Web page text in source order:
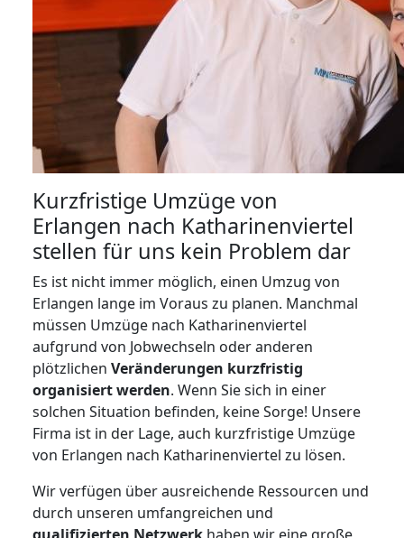
Kurzfristige Umzüge von
Erlangen nach Katharinenviertel
stellen für uns kein Problem dar
Es ist nicht immer möglich, einen Umzug von
Erlangen lange im Voraus zu planen. Manchmal
müssen Umzüge nach Katharinenviertel
aufgrund von Jobwechseln oder anderen
plötzlichen Veränderungen kurzfristig
organisiert werden. Wenn Sie sich in einer
solchen Situation befinden, keine Sorge! Unsere
Firma ist in der Lage, auch kurzfristige Umzüge
von Erlangen nach Katharinenviertel zu lösen.
Wir verfügen über ausreichende Ressourcen und
durch unseren umfangreichen und